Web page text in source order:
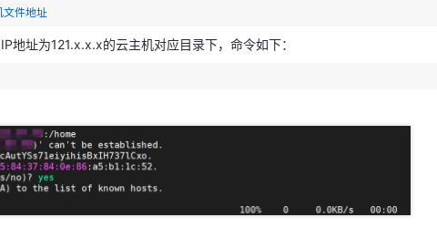
奖励
天翼云用户体验官 NEW
您的洞察，重塑科技边界
文件地址
址为121.x.x.x的云主机对应目录下，命令如下：